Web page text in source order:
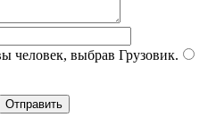
человек, выбрав Грузовик.